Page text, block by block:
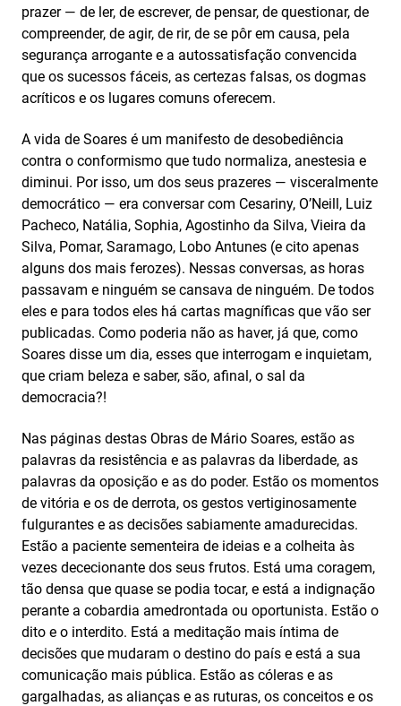
prazer — de ler, de escrever, de pensar, de questionar, de
compreender, de agir, de rir, de se pôr em causa, pela
segurança arrogante e a autossatisfação convencida
que os sucessos fáceis, as certezas falsas, os dogmas
acríticos e os lugares comuns oferecem.
A vida de Soares é um manifesto de desobediência
contra o conformismo que tudo normaliza, anestesia e
diminui. Por isso, um dos seus prazeres — visceralmente
democrático — era conversar com Cesariny, O’Neill, Luiz
Pacheco, Natália, Sophia, Agostinho da Silva, Vieira da
Silva, Pomar, Saramago, Lobo Antunes (e cito apenas
alguns dos mais ferozes). Nessas conversas, as horas
passavam e ninguém se cansava de ninguém. De todos
eles e para todos eles há cartas magníficas que vão ser
publicadas. Como poderia não as haver, já que, como
Soares disse um dia, esses que interrogam e inquietam,
que criam beleza e saber, são, afinal, o sal da
democracia?!
Nas páginas destas Obras de Mário Soares, estão as
palavras da resistência e as palavras da liberdade, as
palavras da oposição e as do poder. Estão os momentos
de vitória e os de derrota, os gestos vertiginosamente
fulgurantes e as decisões sabiamente amadurecidas.
Estão a paciente sementeira de ideias e a colheita às
vezes dececionante dos seus frutos. Está uma coragem,
tão densa que quase se podia tocar, e está a indignação
perante a cobardia amedrontada ou oportunista. Estão o
dito e o interdito. Está a meditação mais íntima de
decisões que mudaram o destino do país e está a sua
comunicação mais pública. Estão as cóleras e as
gargalhadas, as alianças e as ruturas, os conceitos e os